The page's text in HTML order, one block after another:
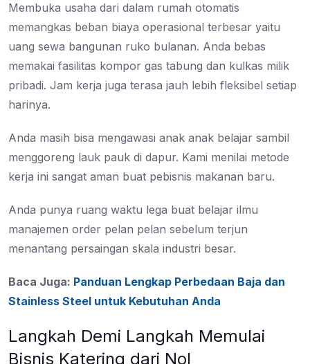
Membuka usaha dari dalam rumah otomatis
memangkas beban biaya operasional terbesar yaitu
uang sewa bangunan ruko bulanan. Anda bebas
memakai fasilitas kompor gas tabung dan kulkas milik
pribadi. Jam kerja juga terasa jauh lebih fleksibel setiap
harinya.
Anda masih bisa mengawasi anak anak belajar sambil
menggoreng lauk pauk di dapur. Kami menilai metode
kerja ini sangat aman buat pebisnis makanan baru.
Anda punya ruang waktu lega buat belajar ilmu
manajemen order pelan pelan sebelum terjun
menantang persaingan skala industri besar.
Baca Juga: Panduan Lengkap Perbedaan Baja dan
Stainless Steel untuk Kebutuhan Anda
Langkah Demi Langkah Memulai
Bisnis Katering dari Nol